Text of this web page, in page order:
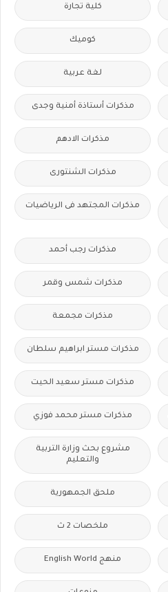
كلية تجارة
كوميك
لغة عربية
مذكرات أستاذة أمنية وجدى
مذكرات الادهم
مذكرات الشنتورى
مذكرات المجتهد فى الرياضيات
مذكرات رجب أحمد
مذكرات شمس وقمر
مذكرات مجمعة
مذكرات مستر ابراهيم سلطان
مذكرات مستر سعيد الحيت
مذكرات مستر محمد فوزي
مشروع بحث وزارة التربية
والتعليم
ملحق الجمهورية
ملخصات 2 ث
منهج English World